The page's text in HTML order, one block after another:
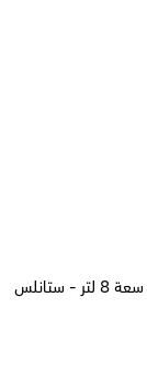
ميانتا محضر طعام و خلاط بقوة 1900وات 6 سرعات - سعة 8 لتر - ستانلس